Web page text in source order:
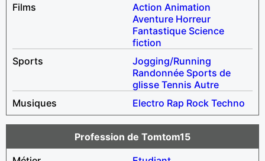
Films
Action Animation
Aventure Horreur
Fantastique Science
fiction
Sports
Jogging/Running
Randonnée Sports de
glisse Tennis Autre
Musiques
Electro Rap Rock Techno
Profession de Tomtom15